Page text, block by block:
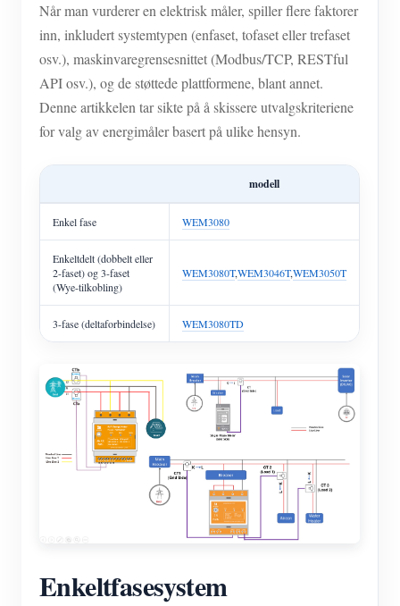
Når man vurderer en elektrisk måler, spiller flere faktorer
inn, inkludert systemtypen (enfaset, tofaset eller trefaset
osv.), maskinvaregrensesnittet (Modbus/TCP, RESTful
API osv.), og de støttede plattformene, blant annet.
Denne artikkelen tar sikte på å skissere utvalgskriteriene
for valg av energimåler basert på ulike hensyn.
modell
Enkel fase WEM3080
Enkeltdelt (dobbelt eller
2-faset) og 3-faset
(Wye-tilkobling)
WEM3080T,WEM3046T,WEM3050T
3-fase (deltaforbindelse) WEM3080TD
Enkeltfasesystem